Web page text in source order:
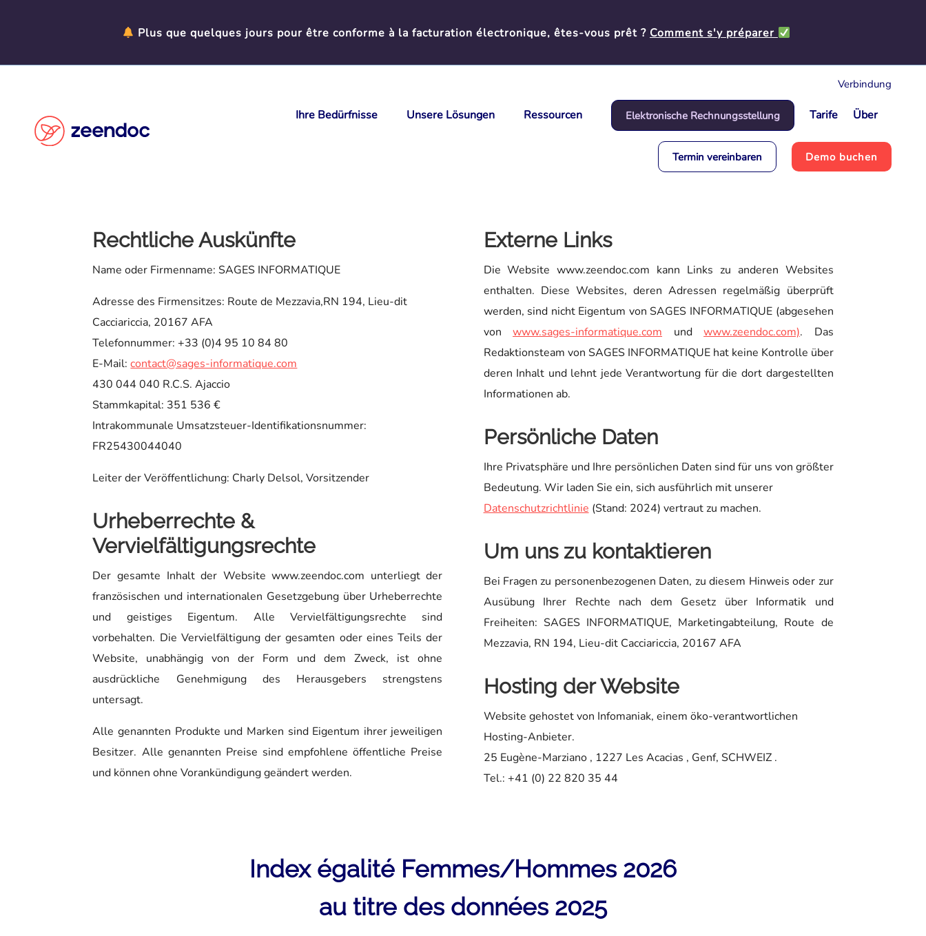
Plus que quelques jours pour être conforme à la facturation électronique, êtes-vous prêt ? Comment s'y préparer
Verbindung
Ihre Bedürfnisse Unsere Lösungen Ressourcen Elektronische Rechnungsstellung Tarife Über
Termin vereinbaren Demo buchen
Rechtliche Auskünfte
Name oder Firmenname: SAGES INFORMATIQUE
Adresse des Firmensitzes: Route de Mezzavia,RN 194, Lieu-dit
Cacciariccia, 20167 AFA
Telefonnummer: +33 (0)4 95 10 84 80
E-Mail:contact@sages-informatique.com
430 044 040 R.C.S. Ajaccio
Stammkapital: 351 536 €
Intrakommunale Umsatzsteuer-Identifikationsnummer:
FR25430044040
Leiter der Veröffentlichung: Charly Delsol, Vorsitzender
Urheberrechte &
Vervielfältigungsrechte
Der gesamte Inhalt der Website www.zeendoc.com unterliegt der
französischen und internationalen Gesetzgebung über Urheberrechte
und geistiges Eigentum. Alle Vervielfältigungsrechte sind
vorbehalten. Die Vervielfältigung der gesamten oder eines Teils der
Website, unabhängig von der Form und dem Zweck, ist ohne
ausdrückliche Genehmigung des Herausgebers strengstens
untersagt.
Alle genannten Produkte und Marken sind Eigentum ihrer jeweiligen
Besitzer. Alle genannten Preise sind empfohlene öffentliche Preise
und können ohne Vorankündigung geändert werden.
Externe Links
Die Website www.zeendoc.com kann Links zu anderen Websites
enthalten. Diese Websites, deren Adressen regelmäßig überprüft
werden, sind nicht Eigentum von SAGES INFORMATIQUE (abgesehen
vonwww.sages-informatique.com undwww.zeendoc.com). Das
Redaktionsteam von SAGES INFORMATIQUE hat keine Kontrolle über
deren Inhalt und lehnt jede Verantwortung für die dort dargestellten
Informationen ab.
Persönliche Daten
Ihre Privatsphäre und Ihre persönlichen Daten sind für uns von größter
Bedeutung. Wir laden Sie ein, sich ausführlich mit unserer
Datenschutzrichtlinie (Stand: 2024) vertraut zu machen.
Um uns zu kontaktieren
Bei Fragen zu personenbezogenen Daten, zu diesem Hinweis oder zur
Ausübung Ihrer Rechte nach dem Gesetz über Informatik und
Freiheiten: SAGES INFORMATIQUE, Marketingabteilung, Route de
Mezzavia, RN 194, Lieu-dit Cacciariccia, 20167 AFA
Hosting der Website
Website gehostet von Infomaniak, einem öko-verantwortlichen
Hosting-Anbieter.
25 Eugène-Marziano , 1227 Les Acacias , Genf, SCHWEIZ .
Tel.: +41 (0) 22 820 35 44
Index égalité Femmes/Hommes 2026
au titre des données 2025